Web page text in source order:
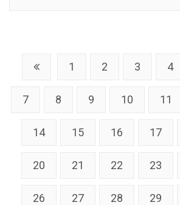
1 2 3 4
7 8 9 10 11
14 15 16 17
20 21 22 23
26 27 28 29